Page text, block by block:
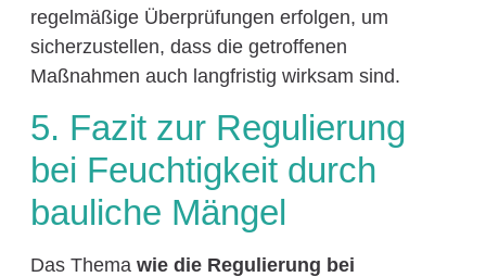
regelmäßige Überprüfungen erfolgen, um
sicherzustellen, dass die getroffenen
Maßnahmen auch langfristig wirksam sind.
5. Fazit zur Regulierung
bei Feuchtigkeit durch
bauliche Mängel
Das Thema wie die Regulierung bei